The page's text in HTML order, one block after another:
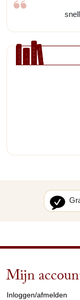
Mijn
Inloggen/afmelden